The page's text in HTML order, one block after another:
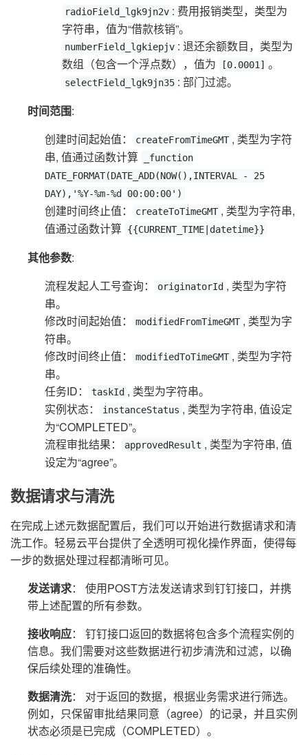
radioField_lgk9jn2v : 费用报销类型，类型为
字符串，值为“借款核销”。
numberField_lgkiepjv : 退还余额数目，类型为
数组（包含一个浮点数），值为
[0.0001] 。
selectField_lgk9jn35 : 部门过滤。
时间范围:
创建时间起始值：
createFromTimeGMT , 类型为字符
串, 值通过函数计算
_function
DATE_FORMAT(DATE_ADD(NOW(),INTERVAL - 25
DAY),'%Y-%m-%d 00:00:00')
创建时间终止值： createToTimeGMT , 类型为字符串,
值通过函数计算 {{CURRENT_TIME|datetime}}
其他参数:
流程发起人工号查询：
originatorId , 类型为字符
串。
修改时间起始值：
modifiedFromTimeGMT , 类型为字
符串。
修改时间终止值：
modifiedToTimeGMT , 类型为字符
串。
任务ID：
taskId , 类型为字符串。
实例状态：
instanceStatus , 类型为字符串, 值设定
为“COMPLETED”。
流程审批结果：
approvedResult , 类型为字符串, 值
设定为“agree”。
数据请求与清洗
在完成上述元数据配置后，我们可以开始进行数据请求和清
洗工作。轻易云平台提供了全透明可视化操作界面，使得每
一步的数据处理过程都清晰可见。
发送请求： 使用POST方法发送请求到钉钉接口，并携
带上述配置的所有参数。
接收响应： 钉钉接口返回的数据将包含多个流程实例的
信息。我们需要对这些数据进行初步清洗和过滤，以确
保后续处理的准确性。
数据清洗： 对于返回的数据，根据业务需求进行筛选。
例如，只保留审批结果同意（agree）的记录，并且实例
状态必须是已完成（COMPLETED）。